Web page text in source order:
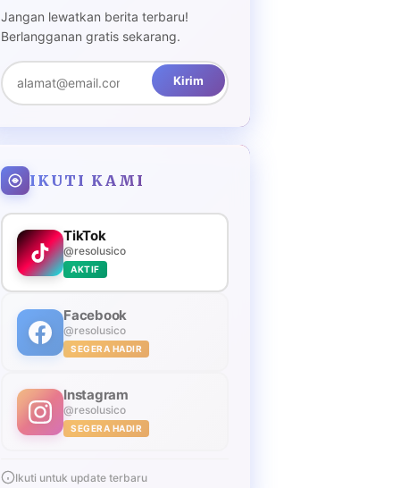
Jangan lewatkan berita terbaru!
Berlangganan gratis sekarang.
Kirim
IKUTI KAMI
TikTok
@resolusico
AKTIF
Facebook
@resolusico
SEGERA HADIR
Instagram
@resolusico
SEGERA HADIR
Ikuti untuk update terbaru